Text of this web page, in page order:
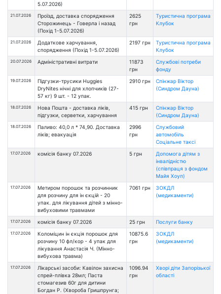
5.07.2026)
21.07.2026
Проїзд, доставка спорядження
Сторожинець - Говерла і назад
(Похід 1-5.07.2026)
2625
грн
Туристична програма
Клубок
21.07.2026
Додаткове харчування,
спорядження (Похід 1-5.07.2026)
2197 грн
Туристична програма
Клубок
20.07.2026 Адміністративні витрати
11873
грн
Службові потреби
фонду
19.07.2026
Підгузки-трусики Huggies
DryNites нічні для хлопчиків (27-
57 кг) 9 шт. - 12 упак.
2910 грн
Спінжар Віктор
(Синдром Дауна)
18.07.2026
Нова Пошта - доставка ліків,
підгузки, серветки, харчування
415 грн
Спінжар Віктор
(Синдром Дауна)
18.07.2026
Паливо: 40,0 л * 74,90. Доставка
ліків; евакуація
2996
грн
Службовий
автомобіль
Соціальне таксі
17.07.2026 комісія банку 07.2026 5 грн
Допомога дітям з
інвалідністю
(співпраця з фондом
Майя Хоуп)
17.07.2026
Метиром порошок та розчинник
для розчину для ін єкцій - 20
упак. для лікування дітей з мінно-
вибуховими травмами
7061 грн
ЗОКДЛ
(медикаменти)
17.07.2026 комісія банку 07.2026 25 грн Послуги банку
17.07.2026
Коломіцин ін єкція порошок для
розчину 10 фл/кор - 4 упак для
лікування Анастасія Ч. (Мінно-
вибухова травма)
10875.6
грн
ЗОКДЛ
(медикаменти)
17.07.2026
Лікарські засоби: Кавілон захисна
спрей-плівка 28мл; Паста
стомагезив 60г для дитини
Богдан Р. (Хвороба Гришпрунга;
1096.94
грн
Хворі діти Запорізької
області